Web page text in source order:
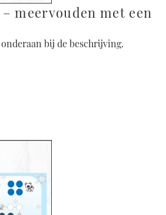
meervouden met een
onderaan bij de beschrijving.